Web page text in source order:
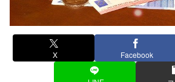
X Facebook